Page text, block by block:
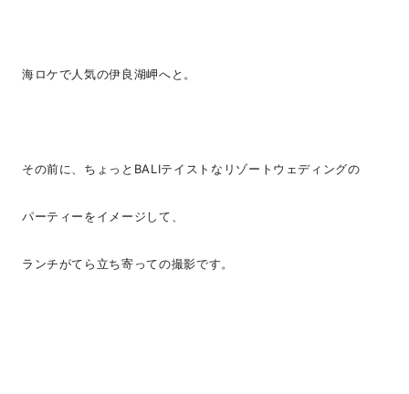
海ロケで人気の伊良湖岬へと。
その前に、ちょっとBALIテイストなリゾートウェディングの
パーティーをイメージして、
ランチがてら立ち寄っての撮影です。